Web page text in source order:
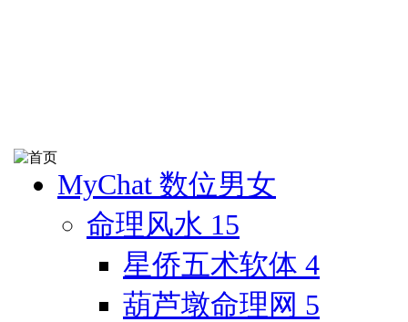
MyChat 数位男女
命理风水 15
星侨五术软体 4
葫芦墩命理网 5